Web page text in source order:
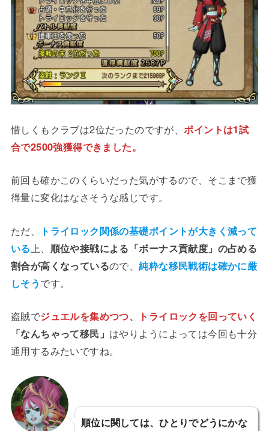
惜しくもクラブは2位だったのですが、ポイントは1試
合で2500強獲得できました。
前回も確かこのくらいだった気がするので、そこまで獲
得量に変化はなさそうな感じです。
ただ、
トライロック関係の基礎ポイントが大きく減って
いる上、 順位や接戦による「ボーナス貢献度」の占める
割合が高くなっているので、純粋な移民戦術は確かに厳
しそうです。
盗賊でジュエルを集めつつ、トライロックを回っていく
「なんちゃって移民」 はやりようによっては今回も十分
通用するみたいですね。
順位に関しては、ひとりでどうにかな